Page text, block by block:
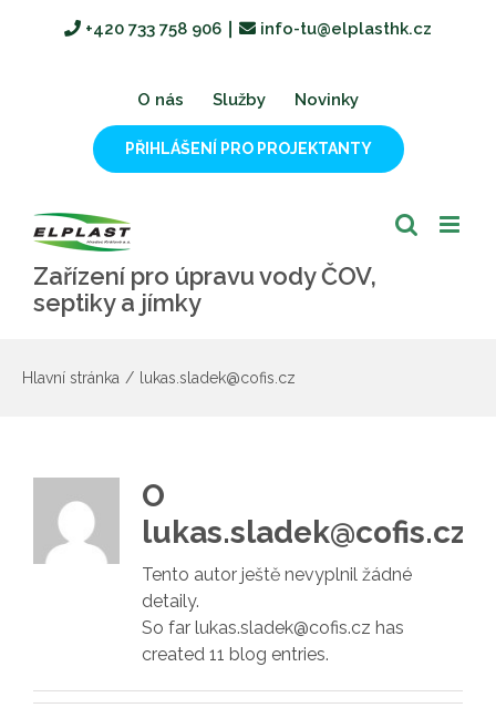
+420 733 758 906 info-tu@elplasthk.cz
O nás Služby Novinky
PŘIHLÁŠENÍ PRO PROJEKTANTY
Zařízení pro úpravu vody ČOV,
septiky a jímky
Hlavní stránka / lukas.sladek@cofis.cz
O
lukas.sladek@cofis.cz
Tento autor ještě nevyplnil žádné
detaily.
So far lukas.sladek@cofis.cz has
created 11 blog entries.